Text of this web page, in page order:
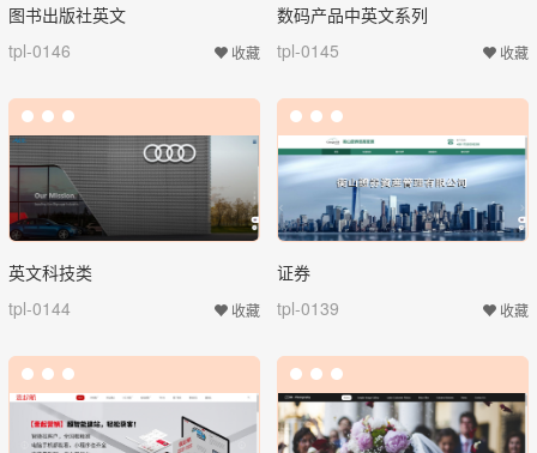
图书出版社英文
tpl-0146
收藏
数码产品中英文系列
tpl-0145
收藏
英文科技类
tpl-0144
收藏
证券
tpl-0139
收藏